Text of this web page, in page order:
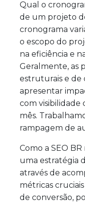
Qual o
de um projeto
cronograma
o escopo do
na eficiência e
Geralmente, as
estruturais e de
apresentar
com visibilidade
mês.
rampagem de
Como a SEO
uma estratégia
através de
métricas
de conversão,